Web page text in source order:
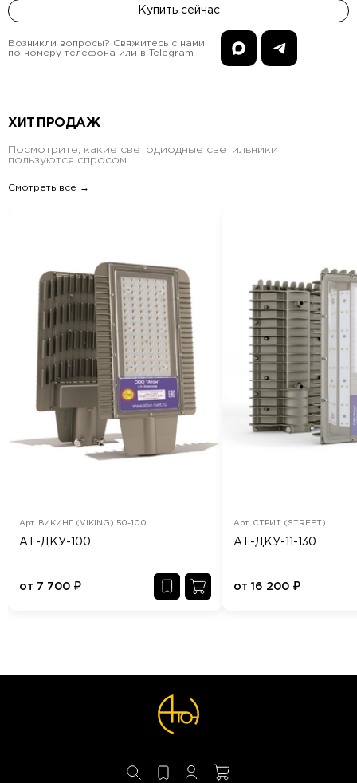
Купить сейчас
Возникли вопросы? Свяжитесь с нами
по номеру телефона или в Telegram
ХИТ ПРОДАЖ
Посмотрите, какие светодиодные светильники
пользуются спросом
Смотреть все →
Арт. ВИКИНГ (VIKING) 50-100
АТ-ДКУ-100
от 7 700 ₽
Арт. СТРИТ (STREET)
АТ-ДКУ-11-130
от 16 200 ₽